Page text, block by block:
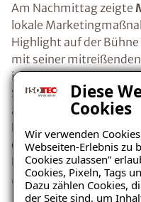
Diese
Cookies
Wir verwenden
Webseiten-Erlebnis zu
Cookies zulassen”
Cookies, Pixeln, Tags
Dazu zählen Cookies,
der Seite sind, um
Am Nachmittag zeigte
lokale
Highlight auf der Bühne
mit seiner
im Handwerk
Seine Geschichte war
auch ein authentisches
Leidenschaft und
ebenfalls im Vortrag
Neuerungen aus dem
Mitarbeiter vermittelte.